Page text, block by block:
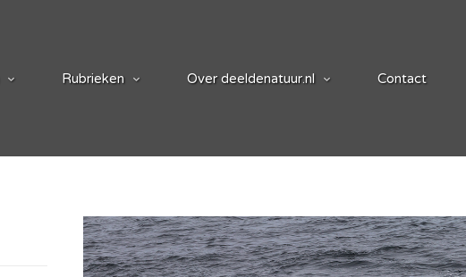
Rubrieken Over deeldenatuur.nl Contact